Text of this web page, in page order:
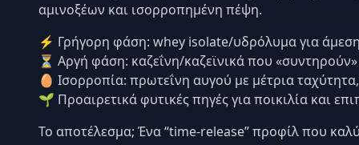
αμινοξέων και ισορροπημένη πέψη.
⚡ Γρήγορη φάση: whey isolate/υδρόλυμα για
⏳ Αργή φάση: καζεΐνη/καζεϊνικά που
🥚 Ισορροπία: πρωτεΐνη αυγού με μέτρια
🌱 Προαιρετικά φυτικές πηγές για ποικιλία και
Το αποτέλεσμα; Ένα “time-release” προφίλ που